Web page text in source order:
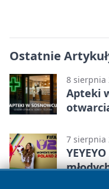
Ostatnie
8 sierpnia
Apteki
7 sierpnia